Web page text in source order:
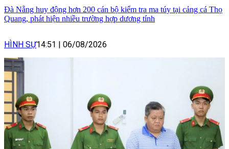
Đà Nẵng huy động hơn 200 cán bộ kiểm tra ma túy tại cảng cá Thọ
Quang, phát hiện nhiều trường hợp dương tính
HÌNH SỰ14:51 06/08/2026